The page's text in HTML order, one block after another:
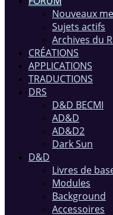
Nouveaux
Sujets actifs
Archives du
CRÉATIONS
APPLICATIONS
TRADUCTIONS
DRS
D&D BECMI
AD&D
AD&D2
Dark Sun
D&D
Livres de
Modules
Background
Accessoires